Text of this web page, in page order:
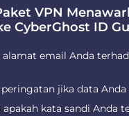
VPN
CyberGhost ID
alamat email Anda
jika data Anda
apakah kata sandi Anda